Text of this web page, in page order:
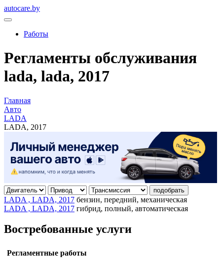
autocare.by
Работы
Регламенты обслуживания
lada, lada, 2017
Главная
Авто
LADA
LADA, 2017
подобрать
LADA , LADA, 2017 бензин, передний, механическая
LADA , LADA, 2017 гибрид, полный, автоматическая
Востребованные услуги
Регламентные работы